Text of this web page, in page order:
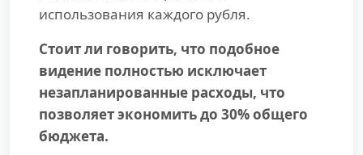
использования каждого рубля.
Стоит ли говорить, что подобное
видение полностью исключает
незапланированные расходы, что
позволяет экономить до 30% общего
бюджета.